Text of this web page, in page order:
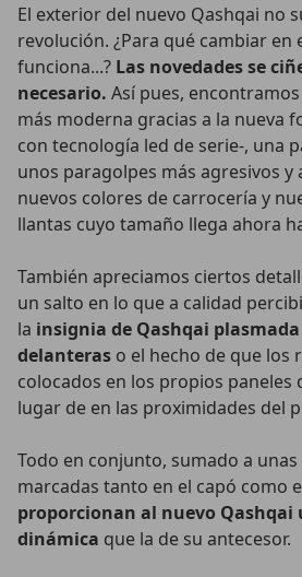
El exterior del nuevo Qashqai no
revolución. ¿Para qué cambiar en
funciona...? Las novedades se
necesario. Así pues,
más moderna gracias a la nueva
con tecnología led de serie-, una
unos paragolpes más agresivos y
nuevos colores de carrocería y
llantas cuyo tamaño llega ahora
También apreciamos ciertos
un salto en lo que a calidad
la insignia de Qashqai
delanteras o el hecho de que los
colocados en los propios paneles
lugar de en las proximidades del
Todo en conjunto, sumado a
marcadas tanto en el capó como
proporcionan al nuevo Qashqai
dinámica que la de su antecesor.